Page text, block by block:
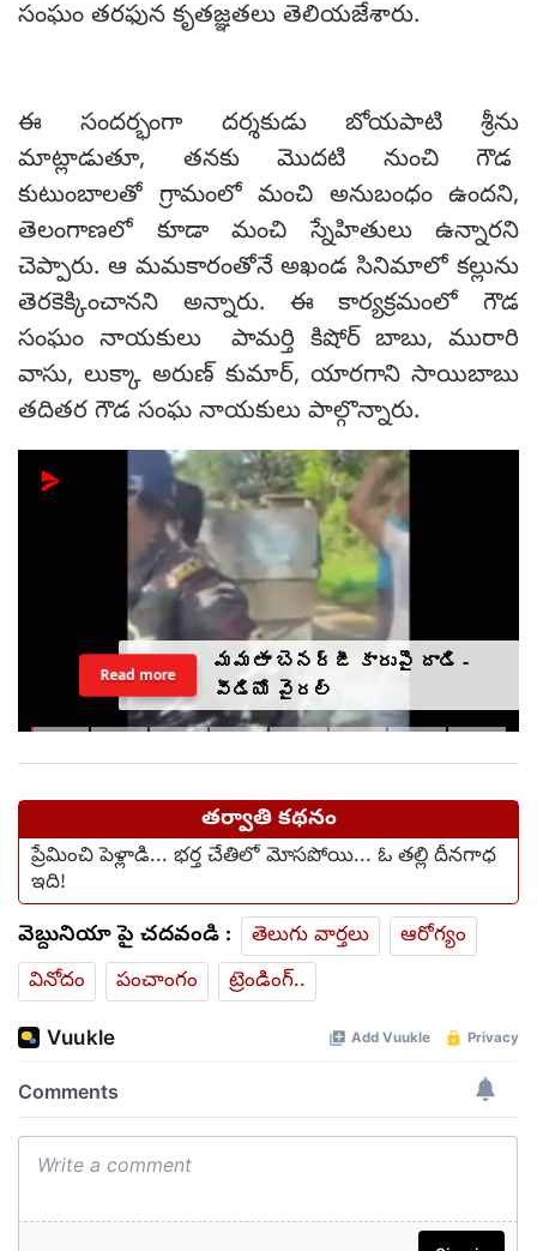
సంఘం తరఫున కృతజ్ఞతలు తెలియజేశారు.
ఈ సందర్భంగా ద‌ర్శ‌కుడు బోయపాటి శ్రీను
మాట్లాడుతూ, త‌న‌కు మొదటి నుంచి గౌడ
కుటుంబాలతో గ్రామంలో మంచి అనుబంధం ఉందని,
తెలంగాణలో కూడా మంచి స్నేహితులు ఉన్నారని
చెప్పారు. ఆ మమకారంతోనే అఖండ సినిమాలో కల్లును
తెరకెక్కించాన‌ని అన్నారు. ఈ కార్యక్రమంలో గౌడ
సంఘం నాయకులు పామర్తి కిషోర్ బాబు, మురారి
వాసు, లుక్కా అరుణ్ కుమార్, యారగాని సాయిబాబు
తదితర గౌడ సంఘ నాయకులు పాల్గొన్నారు.
మమతా బెనర్జీ కారుపై దాడి -
వీడియో వైరల్
Read more
తర్వాతి కథనం
ప్రేమించి పెళ్లాడి... భ‌ర్త చేతిలో మోసపోయి... ఓ త‌ల్లి దీన‌గాధ
ఇది!
వెబ్దునియా పై చదవండి : తెలుగు వార్తలు
ఆరోగ్యం
వినోదం
పంచాంగం ట్రెండింగ్..